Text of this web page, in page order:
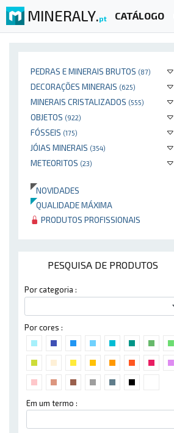
MINERALY.pt CATÁLOGO
PEDRAS E MINERAIS BRUTOS (87)
DECORAÇÕES MINERAIS (625)
MINERAIS CRISTALIZADOS (555)
OBJETOS (922)
FÓSSEIS (175)
JÓIAS MINERAIS (354)
METEORITOS (23)
NOVIDADES
QUALIDADE MÁXIMA
PRODUTOS PROFISSIONAIS
PESQUISA DE PRODUTOS
Por categoria :
Por cores :
Em um termo :